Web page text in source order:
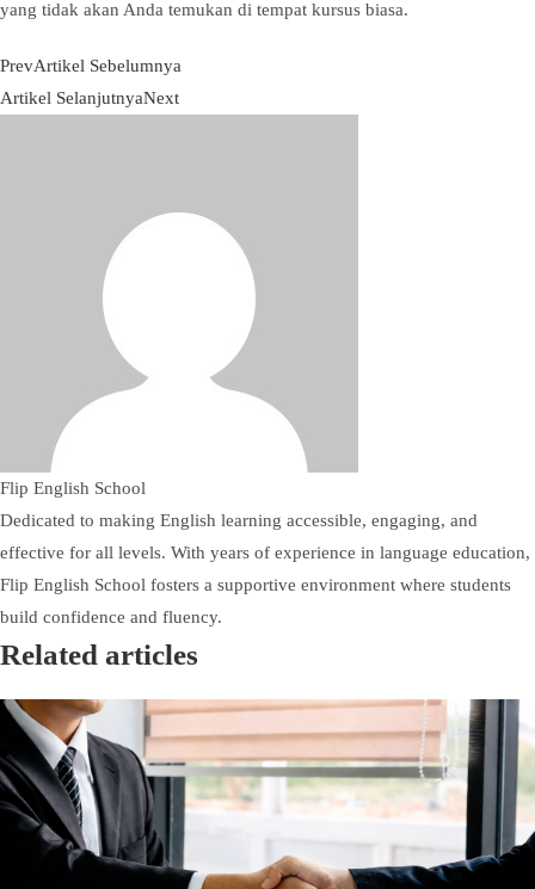
yang tidak akan Anda temukan di tempat kursus biasa.
PrevArtikel Sebelumnya
Artikel SelanjutnyaNext
Flip English School
Dedicated to making English learning accessible, engaging, and
effective for all levels. With years of experience in language education,
Flip English School fosters a supportive environment where students
build confidence and fluency.
Related articles